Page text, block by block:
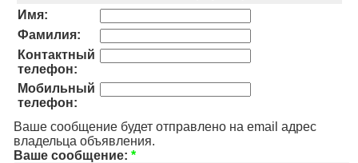
Имя:
Фамилия:
Контактный
телефон:
Мобильный
телефон:
Ваше сообщение будет отправлено на email адрес
владельца объявления.
Ваше сообщение: *